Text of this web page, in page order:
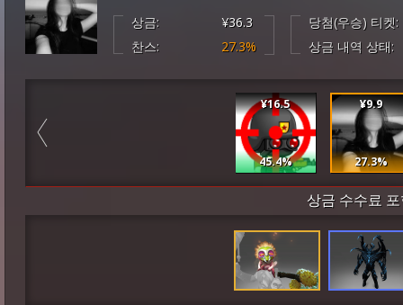
상금:
¥36.3
찬스:
27.3%
당첨(우승) 티켓:
상금 내역 상태:
¥16.5
45.4%
¥9.9
27.3%
상금 수수료